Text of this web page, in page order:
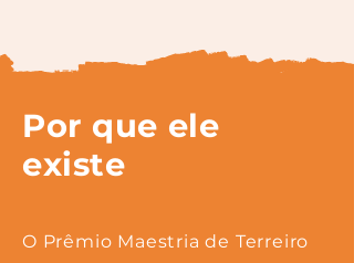
Por que ele
existe
O Prêmio Maestria de Terreiro